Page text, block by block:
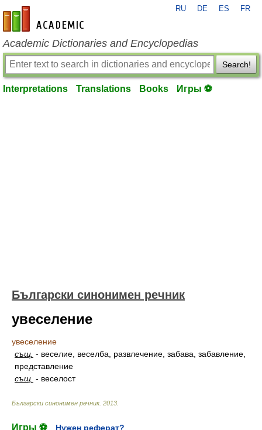
en-academic.com
RU DE ES FR
Academic Dictionaries and Encyclopedias
Search!
Interpretations Translations Books Игры ⚽
Български синонимен речник
увеселение
увеселение
същ. - веселие, веселба, развлечение, забава, забавление,
представление
същ. - веселост
Български синонимен речник. 2013
Игры ⚽
Нужен реферат?